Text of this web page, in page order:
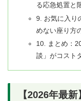
る応急処置と
9. お気に入り
めない座り方
10. まとめ：
談」がコスト
【2026年最